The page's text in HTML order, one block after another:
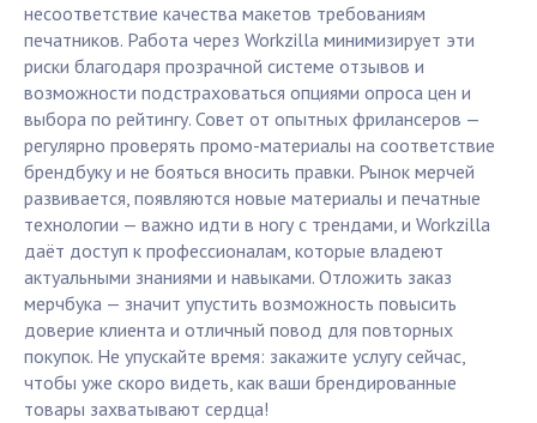
несоответствие качества макетов требованиям
печатников. Работа через Workzilla минимизирует эти
риски благодаря прозрачной системе отзывов и
возможности подстраховаться опциями опроса цен и
выбора по рейтингу. Совет от опытных фрилансеров —
регулярно проверять промо-материалы на соответствие
брендбуку и не бояться вносить правки. Рынок мерчей
развивается, появляются новые материалы и печатные
технологии — важно идти в ногу с трендами, и Workzilla
даёт доступ к профессионалам, которые владеют
актуальными знаниями и навыками. Отложить заказ
мерчбука — значит упустить возможность повысить
доверие клиента и отличный повод для повторных
покупок. Не упускайте время: закажите услугу сейчас,
чтобы уже скоро видеть, как ваши брендированные
товары захватывают сердца!